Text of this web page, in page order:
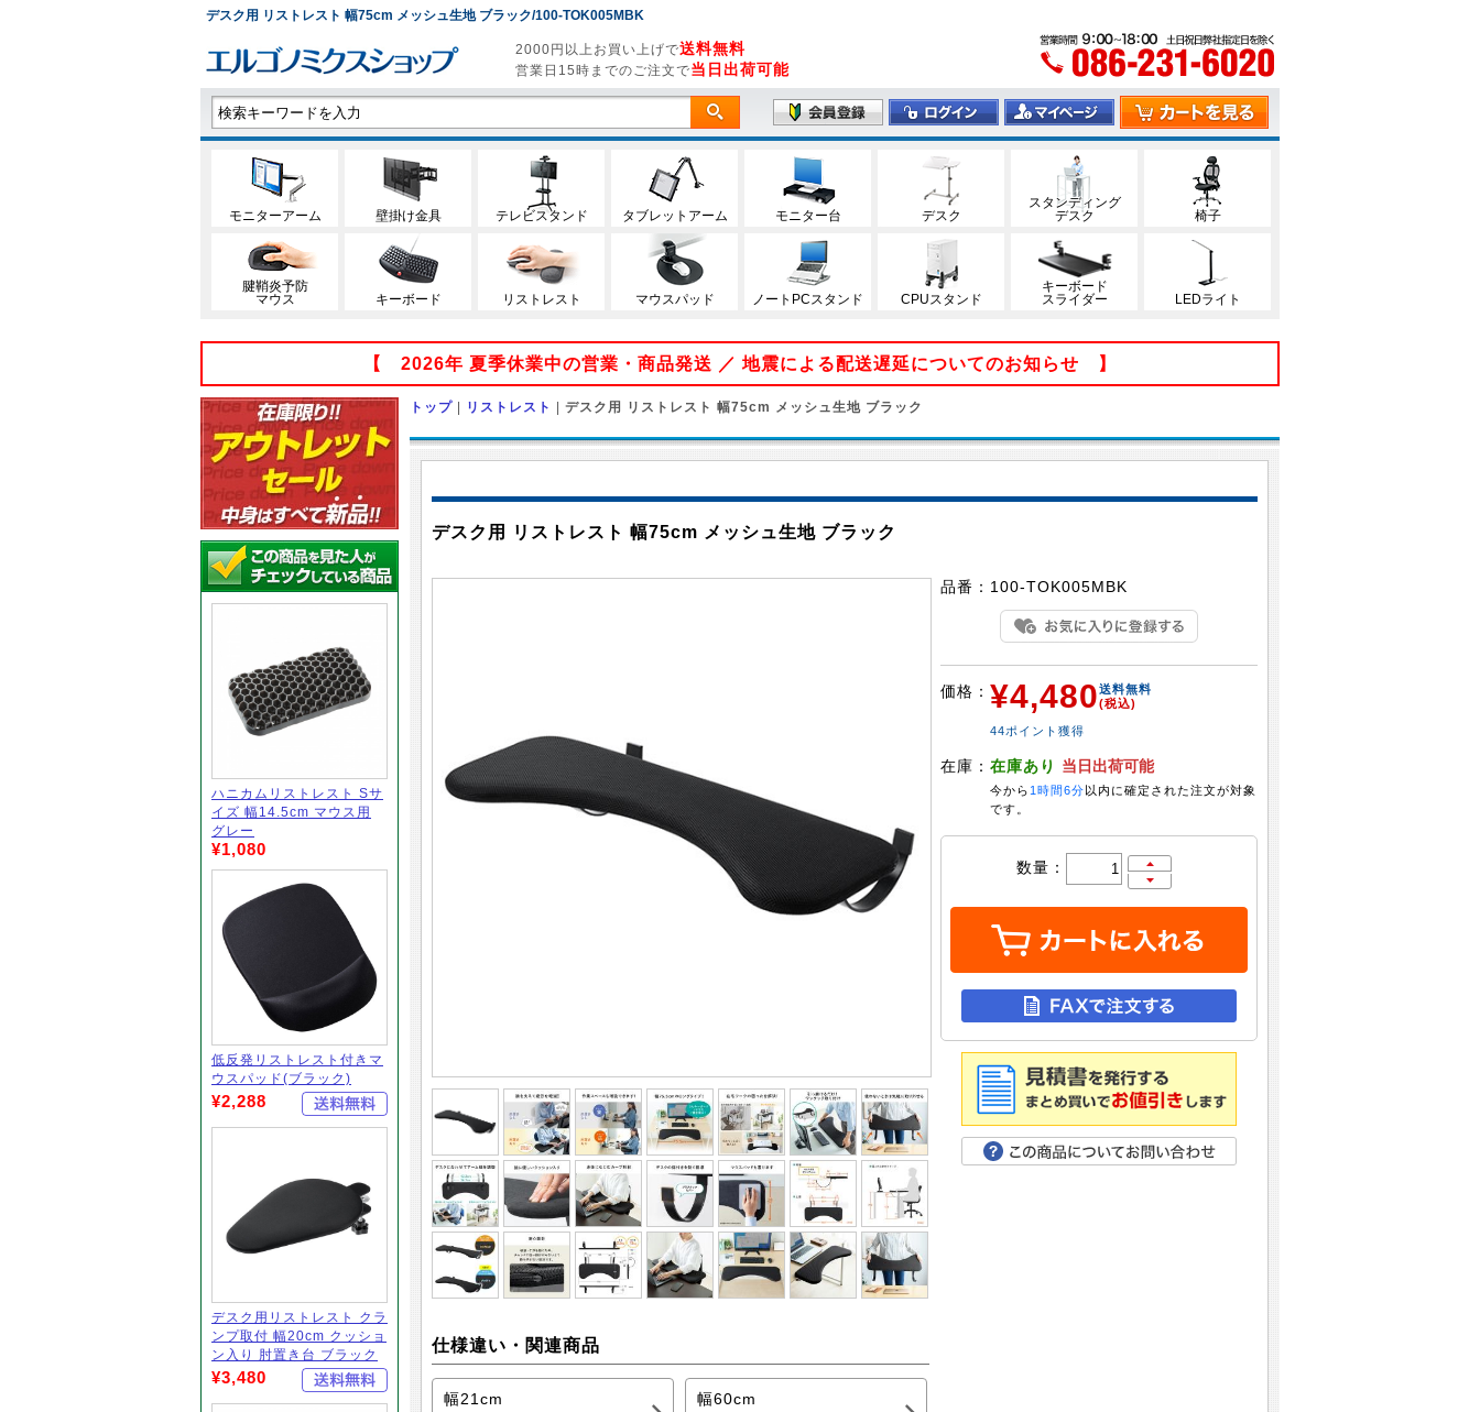
デスク用 リストレスト 幅75cm メッシュ生地 ブラック/100-TOK005MBK
2000円以上お買い上げで送料無料
営業日15時までのご注文で当日出荷可能
モニターアーム 壁掛け金具 テレビスタンド タブレットアーム モニター台 デスク
スタンディング
デスク
椅子
腱鞘炎予防
マウス
キーボード リストレスト マウスパッド ノートPCスタンド CPUスタンド
キーボード
スライダー
LEDライト
【 2026年 夏季休業中の営業・商品発送 ／ 地震による配送遅延についてのお知らせ 】
ハニカムリストレスト Sサ
イズ 幅14.5cm マウス用
グレー
¥1,080
低反発リストレスト付きマ
ウスパッド(ブラック)
¥2,288
デスク用リストレスト クラ
ンプ取付 幅20cm クッショ
ン入り 肘置き台 ブラック
¥3,480
トップ | リストレスト | デスク用 リストレスト 幅75cm メッシュ生地 ブラック
デスク用 リストレスト 幅75cm メッシュ生地 ブラック
仕様違い・関連商品
幅21cm 幅60cm
品番： 100-TOK005MBK
価格： ¥4,480送料無料
(税込)
44ポイント獲得
在庫： 在庫あり 当日出荷可能
今から 1時間6分以内に確定された注文が対象
です。
数量：